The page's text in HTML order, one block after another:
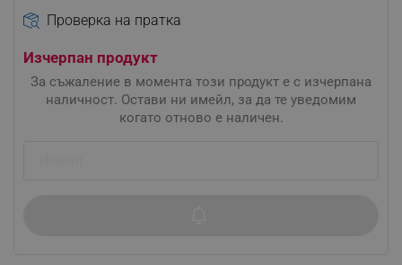
Проверка на пратка
Изчерпан продукт
За съжаление в момента този продукт е с изчерпана
наличност. Остави ни имейл, за да те уведомим
когато отново е наличен.